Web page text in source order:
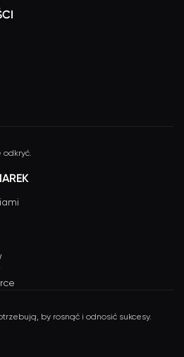
odkryć.
by rosnąć i odnosić sukcesy.